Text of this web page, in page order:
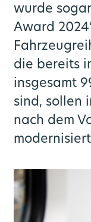
wurde
Award
die bereits
insgesamt
sind, sollen
nach dem